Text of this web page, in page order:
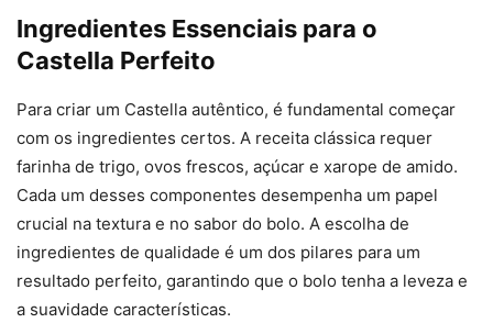
Ingredientes Essenciais para o
Castella Perfeito
Para criar um Castella autêntico, é fundamental começar
com os ingredientes certos. A receita clássica requer
farinha de trigo, ovos frescos, açúcar e xarope de amido.
Cada um desses componentes desempenha um papel
crucial na textura e no sabor do bolo. A escolha de
ingredientes de qualidade é um dos pilares para um
resultado perfeito, garantindo que o bolo tenha a leveza e
a suavidade características.